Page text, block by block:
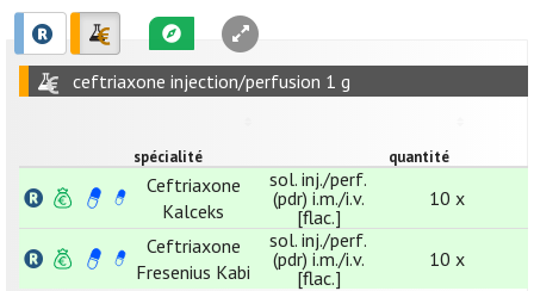
ceftriaxone injection/perfusion 1 g
spécialité quantité
Ceftriaxone
Kalceks
sol. inj./perf.
(pdr) i.m./i.v.
[flac.]
10 x
Ceftriaxone
Fresenius Kabi
sol. inj./perf.
(pdr) i.m./i.v.
[flac.]
10 x